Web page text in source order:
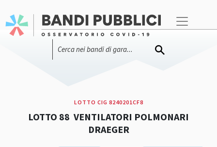
LOTTO CIG 8240201CF8
LOTTO 88 VENTILATORI POLMONARI
DRAEGER